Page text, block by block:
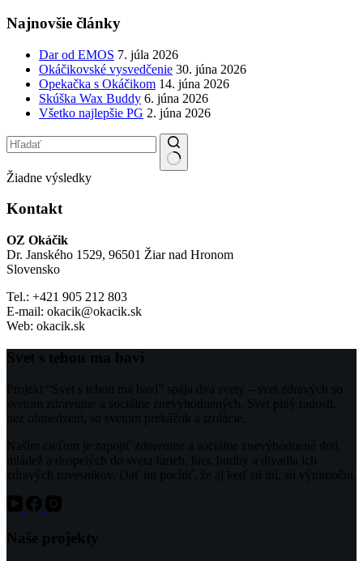
Najnovšie články
Dar od EMOS 7. júla 2026
Okáčikovské vysvedčenie 30. júna 2026
Opekačka s Okáčikom 14. júna 2026
Skúška Wax Buddy 6. júna 2026
Všetko najlepšie PG 2. júna 2026
Žiadne výsledky
Kontakt
OZ Okáčik
Dr. Janského 1529, 96501 Žiar nad Hronom
Slovensko
Tel.: +421 905 212 803
E-mail: okacik@okacik.sk
Web: okacik.sk
Svet s tebou ma baví
Projekt “Svet s tebou ma baví” spája dva svety – svet zdravých so
svetom zdravotne a sociálne znevýhodnených. Svet plný radosti,
bez obmedzení, so svetom prekážok a izolácie.
Naším cieľom je zapojiť zdravotne a sociálne znevýhodnené deti,
mládež a dospelých do sveta farieb, hier, hudby a divadla ich
zdravých rovesníkov. Dať im pocítiť, že aj keď sú iní, sú výnimoční.
Naše projekty